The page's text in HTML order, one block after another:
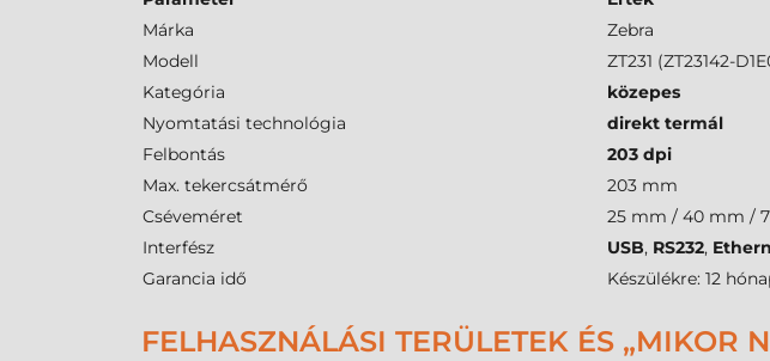
Márka
Zebra
Modell
ZT231 (ZT23142-
Kategória
közepes
Nyomtatási technológia
direkt termál
Felbontás
203 dpi
Max. tekercsátmérő
203 mm
Cséveméret
25 mm / 40 mm /
Interfész
USB, RS232,
Garancia idő
Készülékre: 12
FELHASZNÁLÁSI TERÜLETEK ÉS „MIKOR